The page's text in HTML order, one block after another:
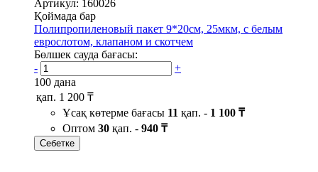
Артикул: 160026
Қоймада бар
Полипропиленовый пакет 9*20см, 25мкм, с белым
еврослотом, клапаном и скотчем
Бөлшек сауда бағасы:
-
+
100 дана
қап. 1 200 ₸
Ұсақ көтерме бағасы 11 қап. - 1 100 ₸
Оптом 30 қап. - 940 ₸
Себетке